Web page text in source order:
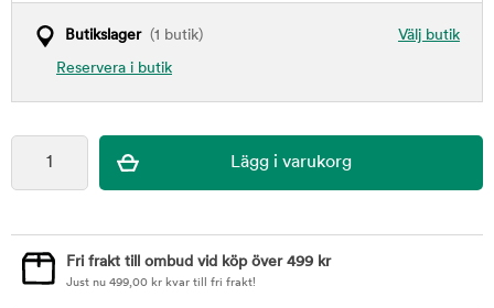
Välj butik
Butikslager(1 butik)
Reservera i butik
Fri frakt till ombud vid köp över 499 kr
Just nu 499,00 kr kvar till fri frakt!